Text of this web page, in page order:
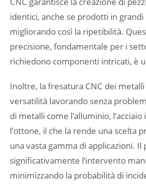
identici, anche se prodotti in grandi
migliorando così la ripetibilità.
precisione, fondamentale per i
richiedono componenti intricati, è
Inoltre, la fresatura CNC dei
versatilità lavorando senza
di metalli come l’alluminio,
l’ottone, il che la rende una scelta
una vasta gamma di applicazioni. Il
significativamente l’intervento
minimizzando la probabilità di